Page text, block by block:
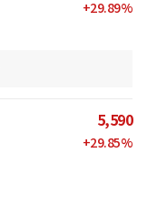
+29.89%
5,590
+29.85%